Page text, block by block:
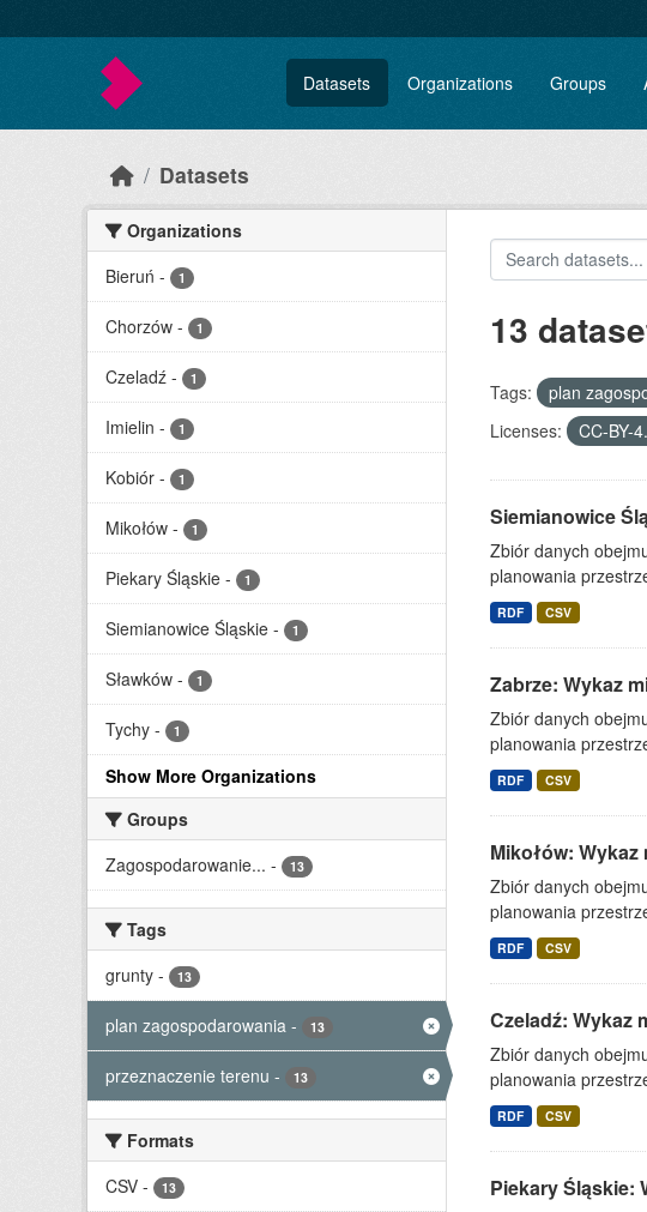
Datasets Organizations Groups
Datasets
Organizations
Bieruń - 1
Chorzów - 1
Czeladź - 1
Imielin - 1
Kobiór - 1
Mikołów - 1
Piekary Śląskie - 1
Siemianowice Śląskie - 1
Sławków - 1
Tychy - 1
Show More Organizations
Groups
Zagospodarowanie... - 13
Tags
grunty - 13
plan zagospodarowania - 13
przeznaczenie terenu - 13
Formats
CSV - 13
13
Tags: plan
Licenses:
CC-BY-
Siemianowice
Zbiór danych
planowania
RDF CSV
Zabrze: Wykaz
Zbiór danych
planowania
RDF CSV
Mikołów:
Zbiór danych
planowania
RDF CSV
Czeladź: Wykaz
Zbiór danych
planowania
RDF CSV
Piekary Śląskie: